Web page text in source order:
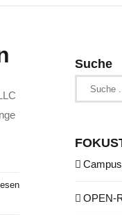
Suche
Suche
nach:
OPEN-